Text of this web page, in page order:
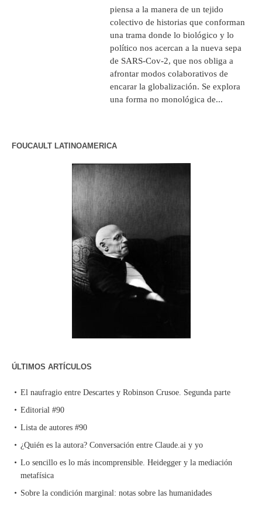
piensa a la manera de un tejido
colectivo de historias que conforman
una trama donde lo biológico y lo
político nos acercan a la nueva sepa
de SARS-Cov-2, que nos obliga a
afrontar modos colaborativos de
encarar la globalización. Se explora
una forma no monológica de...
FOUCAULT LATINOAMERICA
ÚLTIMOS ARTÍCULOS
El naufragio entre Descartes y Robinson Crusoe. Segunda parte
Editorial #90
Lista de autores #90
¿Quién es la autora? Conversación entre Claude.ai y yo
Lo sencillo es lo más incomprensible. Heidegger y la mediación
metafísica
Sobre la condición marginal: notas sobre las humanidades